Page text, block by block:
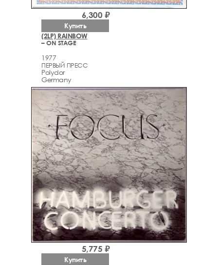
(2LP) RAINBOW
– ON STAGE
1977
ПЕРВЫЙ ПРЕСС
Polydor
Germany
6,300 ₽
Купить
5,775 ₽
Купить